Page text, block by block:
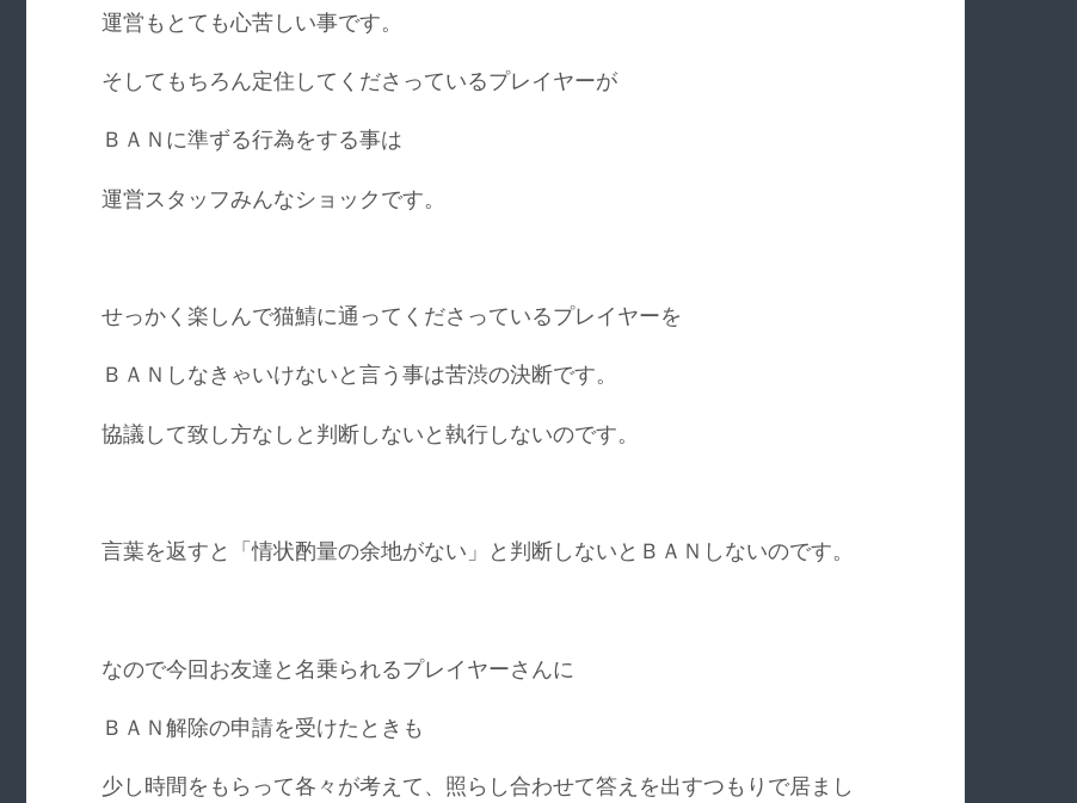
運営もとても心苦しい事です。
そしてもちろん定住してくださっているプレイヤーが
ＢＡＮに準ずる行為をする事は
運営スタッフみんなショックです。
せっかく楽しんで猫鯖に通ってくださっているプレイヤーを
ＢＡＮしなきゃいけないと言う事は苦渋の決断です。
協議して致し方なしと判断しないと執行しないのです。
言葉を返すと「情状酌量の余地がない」と判断しないとＢＡＮしないのです。
なので今回お友達と名乗られるプレイヤーさんに
ＢＡＮ解除の申請を受けたときも
少し時間をもらって各々が考えて、照らし合わせて答えを出すつもりで居まし